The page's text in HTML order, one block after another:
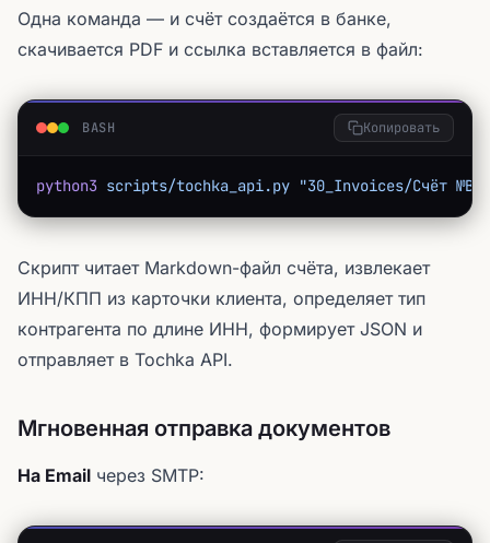
Одна команда — и счёт создаётся в банке,
скачивается PDF и ссылка вставляется в файл:
BASH Копировать
python3 scripts/tochka_api.py "30_Invoices/Счёт
Скрипт читает Markdown-файл счёта, извлекает
ИНН/КПП из карточки клиента, определяет тип
контрагента по длине ИНН, формирует JSON и
отправляет в Tochka API.
Мгновенная отправка документов
На Email через SMTP: